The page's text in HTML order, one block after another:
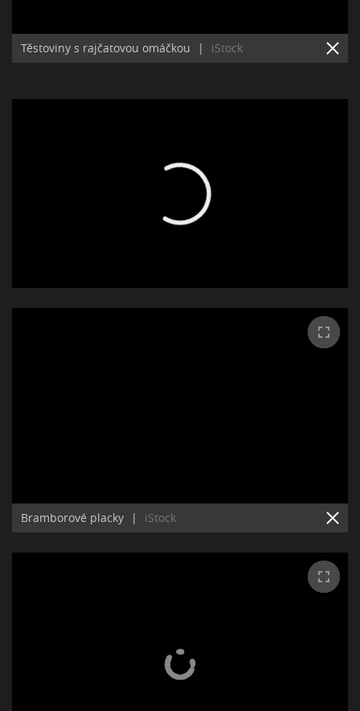
Těstoviny s rajčatovou omáčkou | iStock
Bramborové placky | iStock